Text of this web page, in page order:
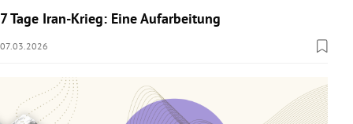
7 Tage Iran-Krieg: Eine Aufarbeitung
07.03.2026